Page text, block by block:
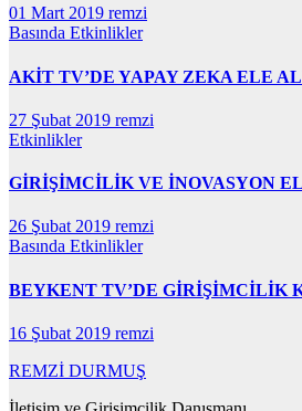
01 Mart 2019 remzi
Basında Etkinlikler
AKİT TV’DE YAPAY ZEKA ELE
27 Şubat 2019 remzi
Etkinlikler
GİRİŞİMCİLİK VE İNOVASYON
26 Şubat 2019 remzi
Basında Etkinlikler
BEYKENT TV’DE GİRİŞİMCİLİK
16 Şubat 2019 remzi
REMZİ DURMUŞ